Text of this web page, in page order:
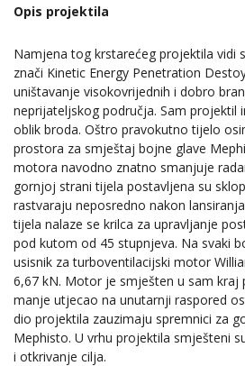
Opis projektila
Namjena tog krstarećeg projektila vidi
znači Kinetic Energy Penetration
uništavanje visokovrijednih i dobro
neprijateljskog područja. Sam projektil
oblik broda. Oštro pravokutno tijelo
prostora za smještaj bojne glave
motora navodno znatno smanjuje
gornjoj strani tijela postavljena su
rastvaraju neposredno nakon
tijela nalaze se krilca za upravljanje
pod kutom od 45 stupnjeva. Na svaki
usisnik za turboventilacijski motor
6,67 kN. Motor je smješten u sam kraj
manje utjecao na unutarnji raspored
dio projektila zauzimaju spremnici za
Mephisto. U vrhu projektila smješteni
i otkrivanje cilja.